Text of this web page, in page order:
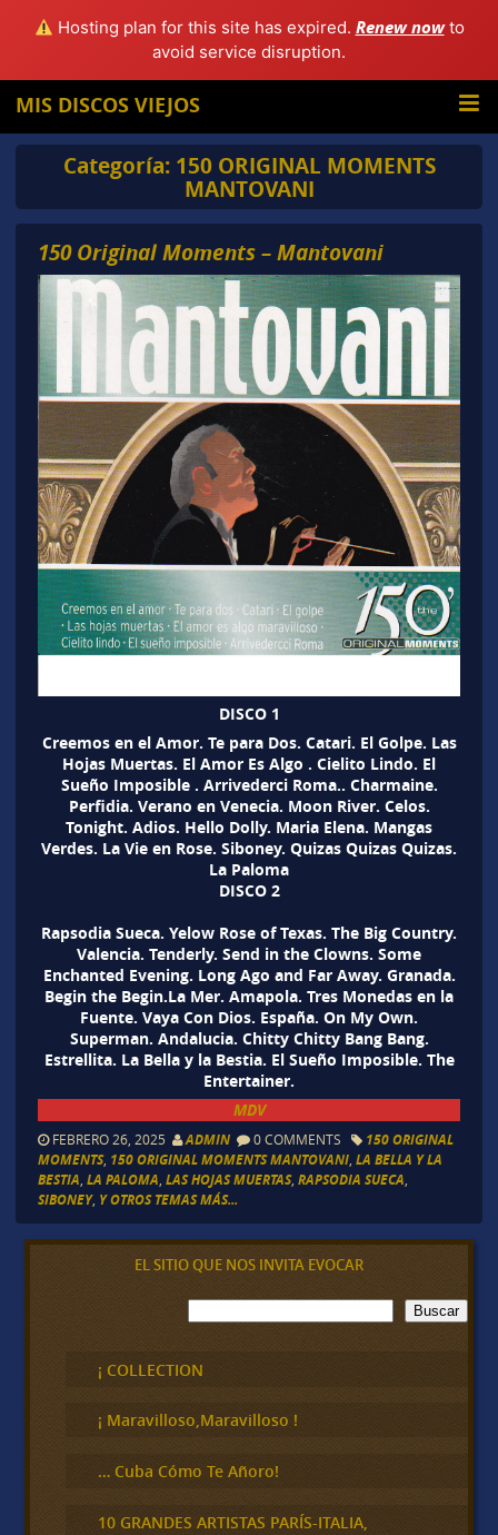
Hosting plan for this site has expired. Renew nowto
avoid service disruption.
MIS DISCOS VIEJOS
Categoría: 150 ORIGINAL MOMENTS
MANTOVANI
150 Original Moments – Mantovani
DISCO 1
Creemos en el Amor. Te para Dos. Catari. El Golpe. Las
Hojas Muertas. El Amor Es Algo . Cielito Lindo. El
Sueño Imposible . Arrivederci Roma.. Charmaine.
Perfidia. Verano en Venecia. Moon River. Celos.
Tonight. Adios. Hello Dolly. Maria Elena. Mangas
Verdes. La Vie en Rose. Siboney. Quizas Quizas Quizas.
La Paloma
DISCO 2
Rapsodia Sueca. Yelow Rose of Texas. The Big Country.
Valencia. Tenderly. Send in the Clowns. Some
Enchanted Evening. Long Ago and Far Away. Granada.
Begin the Begin.La Mer. Amapola. Tres Monedas en la
Fuente. Vaya Con Dios. España. On My Own.
Superman. Andalucia. Chitty Chitty Bang Bang.
Estrellita. La Bella y la Bestia. El Sueño Imposible. The
Entertainer.
MDV
FEBRERO 26, 2025 ADMIN 0 COMMENTS
150 ORIGINAL
MOMENTS, 150 ORIGINAL MOMENTS MANTOVANI, LA BELLA Y LA
BESTIA LA PALOMA LAS HOJAS MUERTAS, RAPSODIA SUECA
SIBONEY, Y OTROS TEMAS MÁS...
EL SITIO QUE NOS INVITA EVOCAR
B
u
c
a
Buscar
¡ COLLECTION
¡ Maravilloso,Maravilloso !
… Cuba Cómo Te Añoro!
10 GRANDES ARTISTAS PARÍS-ITALIA,